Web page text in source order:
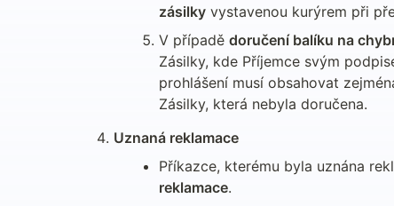
zásilky vystavenou kurýrem při
V případě doručení balíku na
Zásilky, kde Příjemce svým
prohlášení musí obsahovat
Zásilky, která nebyla doručena.
Uznaná reklamace
Příkazce, kterému byla uznána
reklamace.